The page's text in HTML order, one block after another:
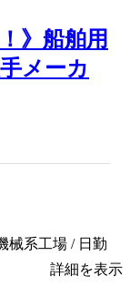
》船舶用
メーカ
械系工場 / 日勤
詳細を表示